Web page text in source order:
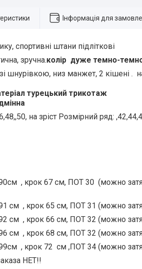
Інформація для
спортивні штани підліткові
зручна.колір дуже темно-
шнурівкою, низ манжет, 2 кішені .
турецький трикотаж
на зріст Розмірний ряд:
, крок 67 см, ПОТ 30 (можно
, крок 65 см, ПОТ 31 (можно
см , крок 66 см, ПОТ 32 (можно
см , крок 68 см, ПОТ 32 (можно
, крок 72 см ,ПОТ 34 (можно
НЕТ!!